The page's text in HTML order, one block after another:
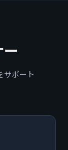
サポート